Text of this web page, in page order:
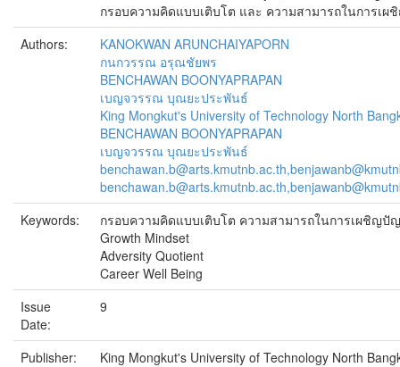
กรอบความคิดแบบเติบโต และ ความสามารถในการ
Authors:
KANOKWAN ARUNCHAIYAPORN
กนกวรรณ อรุณชัยพร
BENCHAWAN BOONYAPRAPAN
เบญจวรรณ บุณยะประพันธ์
King Mongkut's University of Technology North
BENCHAWAN BOONYAPRAPAN
เบญจวรรณ บุณยะประพันธ์
Keywords:
กรอบความคิดแบบเติบโต ความสามารถในการเผชิญ
Growth Mindset
Adversity Quotient
Career Well Being
Issue
Date:
9
Publisher:
King Mongkut's University of Technology North